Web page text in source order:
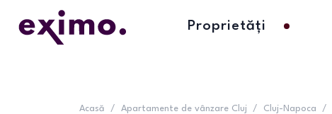
Proprietăți
Acasă / Apartamente de vânzare Cluj / Cluj-Napoca /